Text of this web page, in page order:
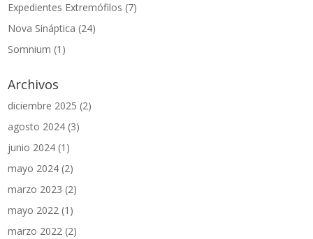
Expedientes Extremófilos (7)
Nova Sináptica (24)
Somnium (1)
Archivos
diciembre 2025 (2)
agosto 2024 (3)
junio 2024 (1)
mayo 2024 (2)
marzo 2023 (2)
mayo 2022 (1)
marzo 2022 (2)